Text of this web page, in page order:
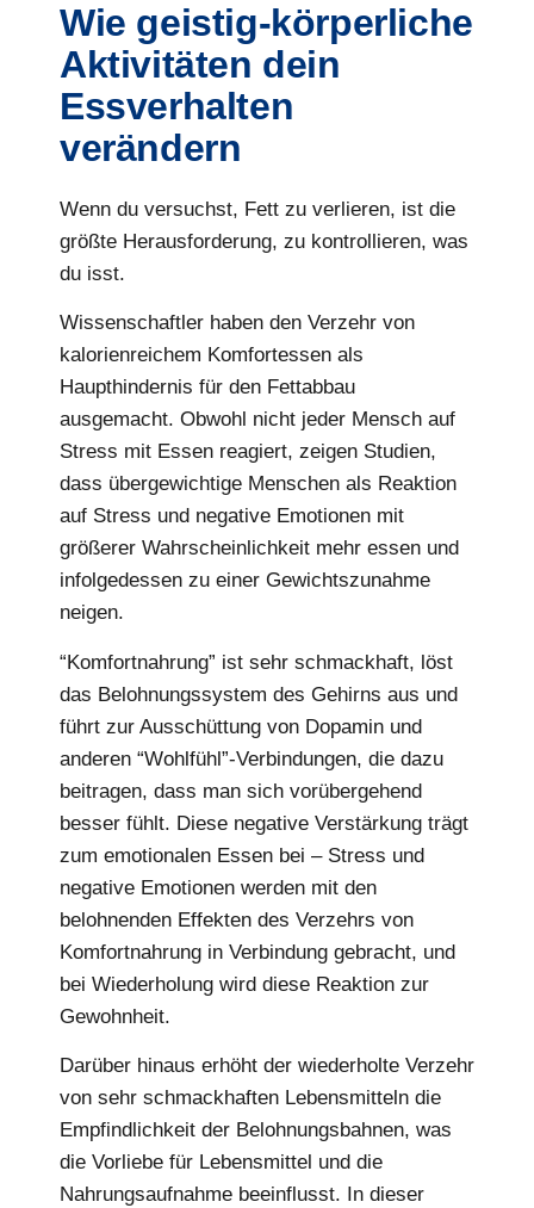
Wie geistig-körperliche
Aktivitäten dein
Essverhalten
verändern
Wenn du versuchst, Fett zu verlieren, ist die
größte Herausforderung, zu kontrollieren, was
du isst.
Wissenschaftler haben den Verzehr von
kalorienreichem Komfortessen als
Haupthindernis für den Fettabbau
ausgemacht. Obwohl nicht jeder Mensch auf
Stress mit Essen reagiert, zeigen Studien,
dass übergewichtige Menschen als Reaktion
auf Stress und negative Emotionen mit
größerer Wahrscheinlichkeit mehr essen und
infolgedessen zu einer Gewichtszunahme
neigen.
“Komfortnahrung” ist sehr schmackhaft, löst
das Belohnungssystem des Gehirns aus und
führt zur Ausschüttung von Dopamin und
anderen “Wohlfühl”-Verbindungen, die dazu
beitragen, dass man sich vorübergehend
besser fühlt. Diese negative Verstärkung trägt
zum emotionalen Essen bei – Stress und
negative Emotionen werden mit den
belohnenden Effekten des Verzehrs von
Komfortnahrung in Verbindung gebracht, und
bei Wiederholung wird diese Reaktion zur
Gewohnheit.
Darüber hinaus erhöht der wiederholte Verzehr
von sehr schmackhaften Lebensmitteln die
Empfindlichkeit der Belohnungsbahnen, was
die Vorliebe für Lebensmittel und die
Nahrungsaufnahme beeinflusst. In dieser